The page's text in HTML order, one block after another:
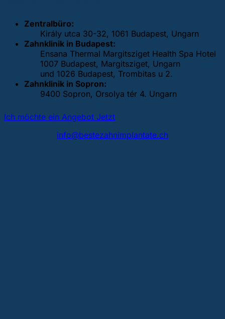
Zentralbüro:
Király utca 30-32, 1061 Budapest, Ungarn
Zahnklinik in Budapest:
Ensana Thermal Margitsziget Health Spa Hotel
1007 Budapest, Margitsziget, Ungarn
und 1026 Budapest, Trombitas u 2.
Zahnklinik in Sopron:
9400 Sopron, Orsolya tér 4. Ungarn
Ich möchte ein Angebot Jetzt
info@bestezahnimplantate.ch